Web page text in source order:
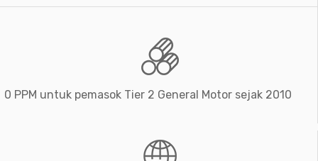
0 PPM untuk pemasok Tier 2 General Motor sejak 2010